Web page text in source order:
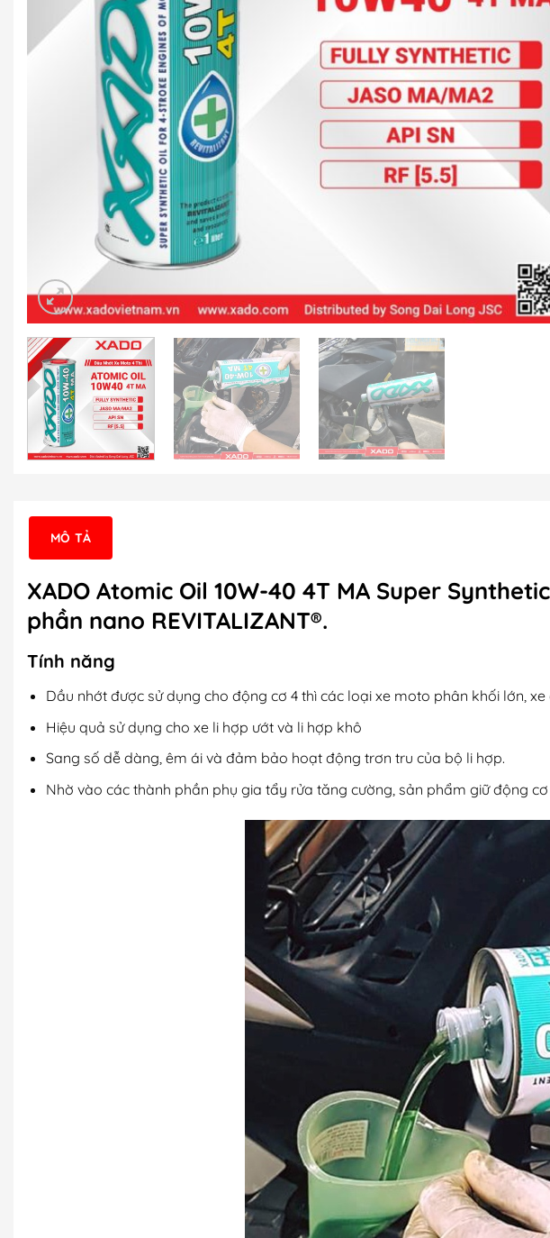
MÔ TẢ
XADO Atomic Oil 10W-40 4T MA Super
phần nano REVITALIZANT®.
Tính năng
Dầu nhớt được sử dụng cho động cơ 4 thì các loại xe moto phân khối lớn,
Hiệu quả sử dụng cho xe li hợp ướt và li hợp khô
Sang số dễ dàng, êm ái và đảm bảo hoạt động trơn tru của bộ li hợp.
Nhờ vào các thành phần phụ gia tẩy rửa tăng cường, sản phẩm giữ động